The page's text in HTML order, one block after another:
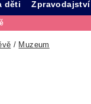
děti Zpravodajství
/ Muzeum